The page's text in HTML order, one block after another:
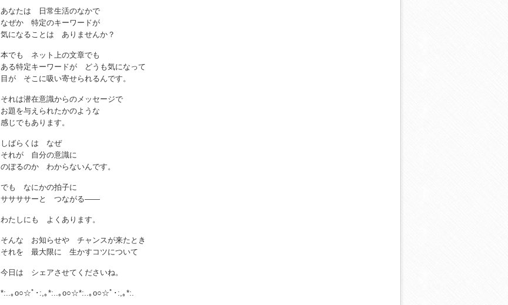
あなたは 日常生活のなかで
なぜか 特定のキーワードが
気になることは ありませんか？
本でも ネット上の文章でも
ある特定キーワードが どうも気になって
目が そこに吸い寄せられるんです。
それは潜在意識からのメッセージで
お題を与えられたかのような
感じでもあります。
しばらくは なぜ
それが 自分の意識に
のぼるのか わからないんです。
でも なにかの拍子に
ササササーと つながる――
わたしにも よくあります。
そんな お知らせや チャンスが来たとき
それを 最大限に 生かすコツについて
今日は シェアさせてくださいね。
*:..｡o○☆ﾟ･:,｡*:..｡o○☆*:..｡o○☆ﾟ･:,｡*:.